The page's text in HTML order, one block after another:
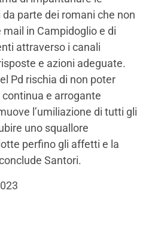
parte dei romani che non
in Campidoglio e di
attraverso i canali
e azioni adeguate.
Pd rischia di non poter
e arrogante
l’umiliazione di tutti gli
uno squallore
perfino gli affetti e la
Santori.